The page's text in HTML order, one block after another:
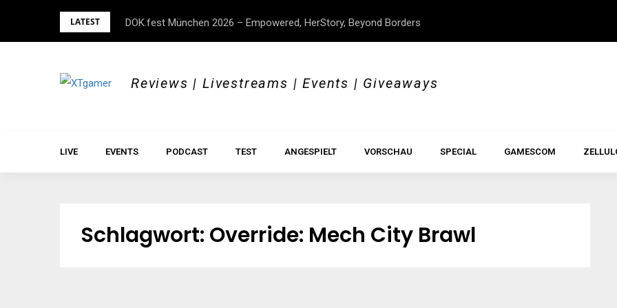
LATEST DOK.fest München 2026 – Empowered, HerStory, Beyond Borders
Reviews | Livestreams | Events | Giveaways
LIVE EVENTS PODCAST TEST ANGESPIELT VORSCHAU SPECIAL GAMESCOM
Schlagwort: Override: Mech City Brawl